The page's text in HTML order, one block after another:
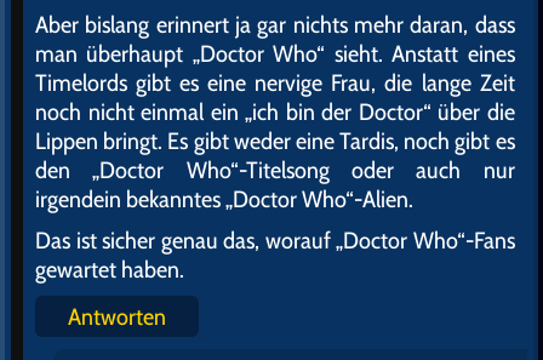
Aber bislang erinnert ja gar nichts mehr daran, dass
man überhaupt „Doctor Who“ sieht. Anstatt eines
Timelords gibt es eine nervige Frau, die lange Zeit
noch nicht einmal ein „ich bin der Doctor“ über die
Lippen bringt. Es gibt weder eine Tardis, noch gibt es
den „Doctor Who“-Titelsong oder auch nur
irgendein bekanntes „Doctor Who“-Alien.
Das ist sicher genau das, worauf „Doctor Who“-Fans
gewartet haben.
Antworten